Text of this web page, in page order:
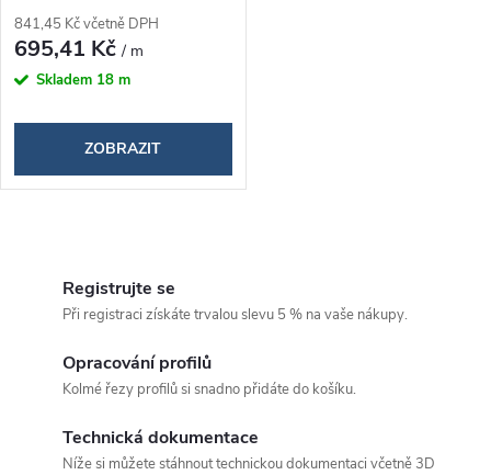
841,45 Kč včetně DPH
695,41 Kč/ m
Skladem 18 m
ZOBRAZIT
Registrujte se
Při registraci získáte trvalou slevu 5 % na vaše nákupy.
Opracování profilů
Kolmé řezy profilů si snadno přidáte do košíku.
Technická dokumentace
Níže si můžete stáhnout technickou dokumentaci včetně 3D